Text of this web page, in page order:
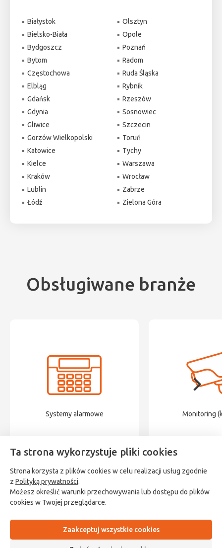
Białystok
Bielsko-Biała
Bydgoszcz
Bytom
Częstochowa
Elbląg
Gdańsk
Gdynia
Gliwice
Gorzów Wielkopolski
Katowice
Kielce
Kraków
Lublin
Łódź
Olsztyn
Opole
Poznań
Radom
Ruda Śląska
Rybnik
Rzeszów
Sosnowiec
Szczecin
Toruń
Tychy
Warszawa
Wrocław
Zabrze
Zielona Góra
Obsługiwane branże
Systemy alarmowe Monitoring
O nasKontakt z nami
Ta strona wykorzystuje pliki cookies
Strona korzysta z plików cookies w celu realizacji usług zgodnie
z Polityką prywatności.
Możesz określić warunki przechowywania lub dostępu do plików
cookies w Twojej przeglądarce.
Zaakceptuj wszystkie cookies